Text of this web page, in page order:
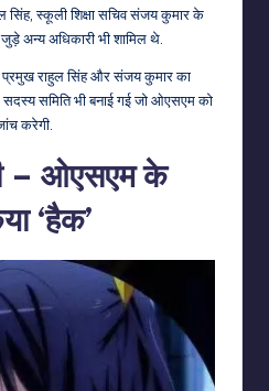
सिंह, स्कूली शिक्षा सचिव संजय कुमार के
अन्य अधिकारी भी शामिल थे.
प्रमुख राहुल सिंह और संजय कुमार का
सदस्य समिति भी बनाई गई जो ओएसएम को
करेगी.
– ओएसएम के
‘हैक’